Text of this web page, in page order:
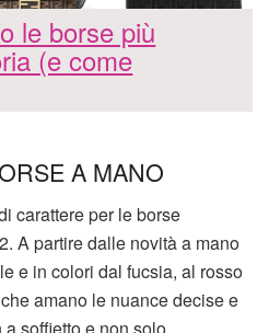
le borse più
(e come
A MANO
carattere per le borse
A partire dalle novità a mano
e in colori dal fucsia, al rosso
amano le nuance decise e